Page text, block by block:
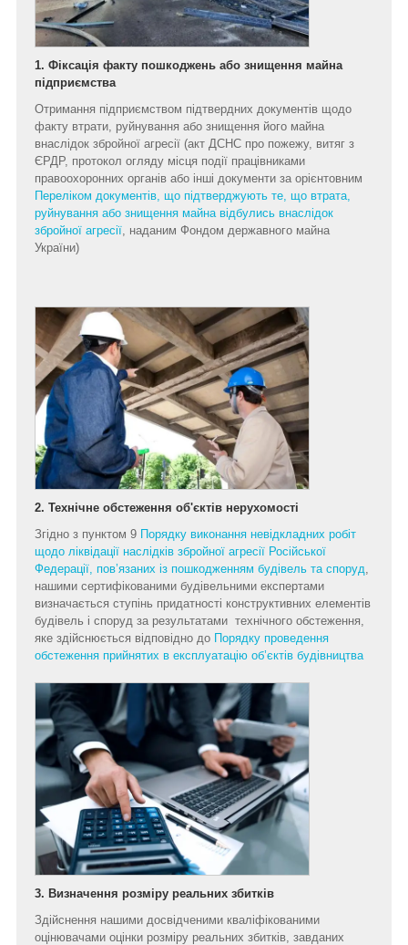
1. Фіксація факту пошкоджень або знищення майна
підприємства
Отримання підприємством підтвердних документів щодо
факту втрати, руйнування або знищення його майна
внаслідок збройної агресії (акт ДСНС про пожежу, витяг з
ЄРДР, протокол огляду місця події працівниками
правоохоронних органів або інші документи за орієнтовним
Переліком документів, що підтверджують те, що втрата,
руйнування або знищення майна відбулись внаслідок
збройної агресії, наданим Фондом державного майна
України)
2. Технічне обстеження об'єктів нерухомості
Згідно з пунктом 9 Порядку виконання невідкладних робіт
щодо ліквідації наслідків збройної агресії Російської
Федерації, пов’язаних із пошкодженням будівель та споруд,
нашими сертифікованими будівельними експертами
визначається ступінь придатності конструктивних елементів
будівель і споруд за результатами технічного обстеження,
яке здійснюється відповідно до Порядку проведення
обстеження прийнятих в експлуатацію об’єктів будівництва
3. Визначення розміру реальних збитків
Здійснення нашими досвідченими кваліфікованими
оцінювачами оцінки розміру реальних збитків, завданих